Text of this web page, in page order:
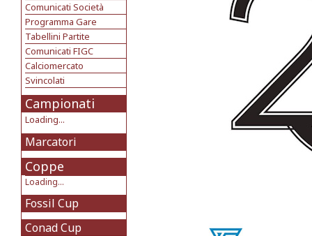
Comunicati Società
Programma Gare
Tabellini Partite
Comunicati FIGC
Calciomercato
Svincolati
Campionati
Loading...
Marcatori
Coppe
Loading...
Fossil Cup
Conad Cup